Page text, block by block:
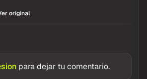
original
para dejar tu comentario.